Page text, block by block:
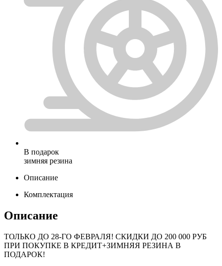
В подарок
зимняя резина
Описание
Комплектация
Описание
ТОЛЬКО ДО 28-ГО ФЕВРАЛЯ! СКИДКИ ДО 200 000 РУБ
ПРИ ПОКУПКЕ В КРЕДИТ+ЗИМНЯЯ РЕЗИНА В
ПОДАРОК!